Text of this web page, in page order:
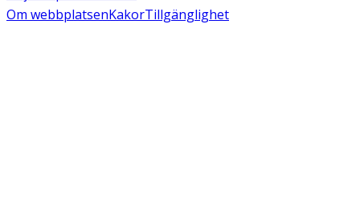
Om webbplatsenKakorTillgänglighet